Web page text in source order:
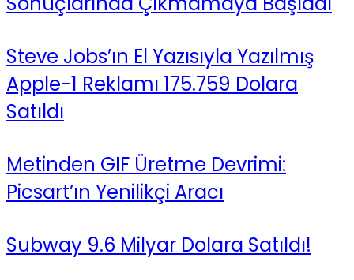
Steve Jobs’ın El Yazısıyla Yazılmış
Apple-1 Reklamı 175.759 Dolara
Satıldı
Metinden GIF Üretme Devrimi:
Picsart’ın Yenilikçi Aracı
Subway 9.6 Milyar Dolara Satıldı!